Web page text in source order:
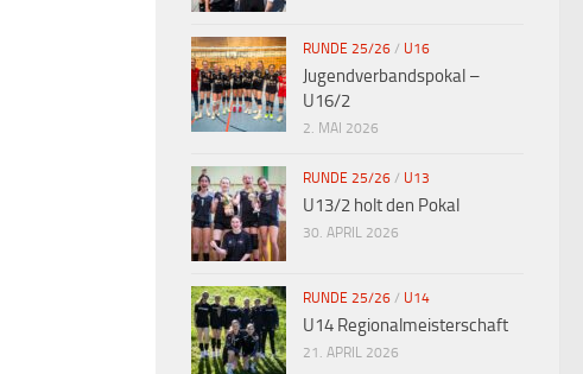
RUNDE 25/26 / U16
Jugendverbandspokal –
U16/2
2. MAI 2026
RUNDE 25/26 / U13
U13/2 holt den Pokal
30. APRIL 2026
RUNDE 25/26 / U14
U14 Regionalmeisterschaft
21. APRIL 2026